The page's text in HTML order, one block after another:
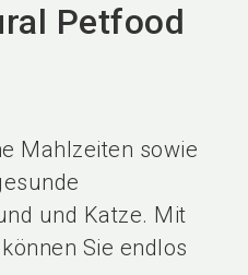
Petfood
Mahlzeiten sowie
und Katze. Mit
Sie endlos